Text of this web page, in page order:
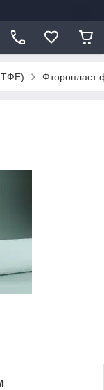
Фторопласт